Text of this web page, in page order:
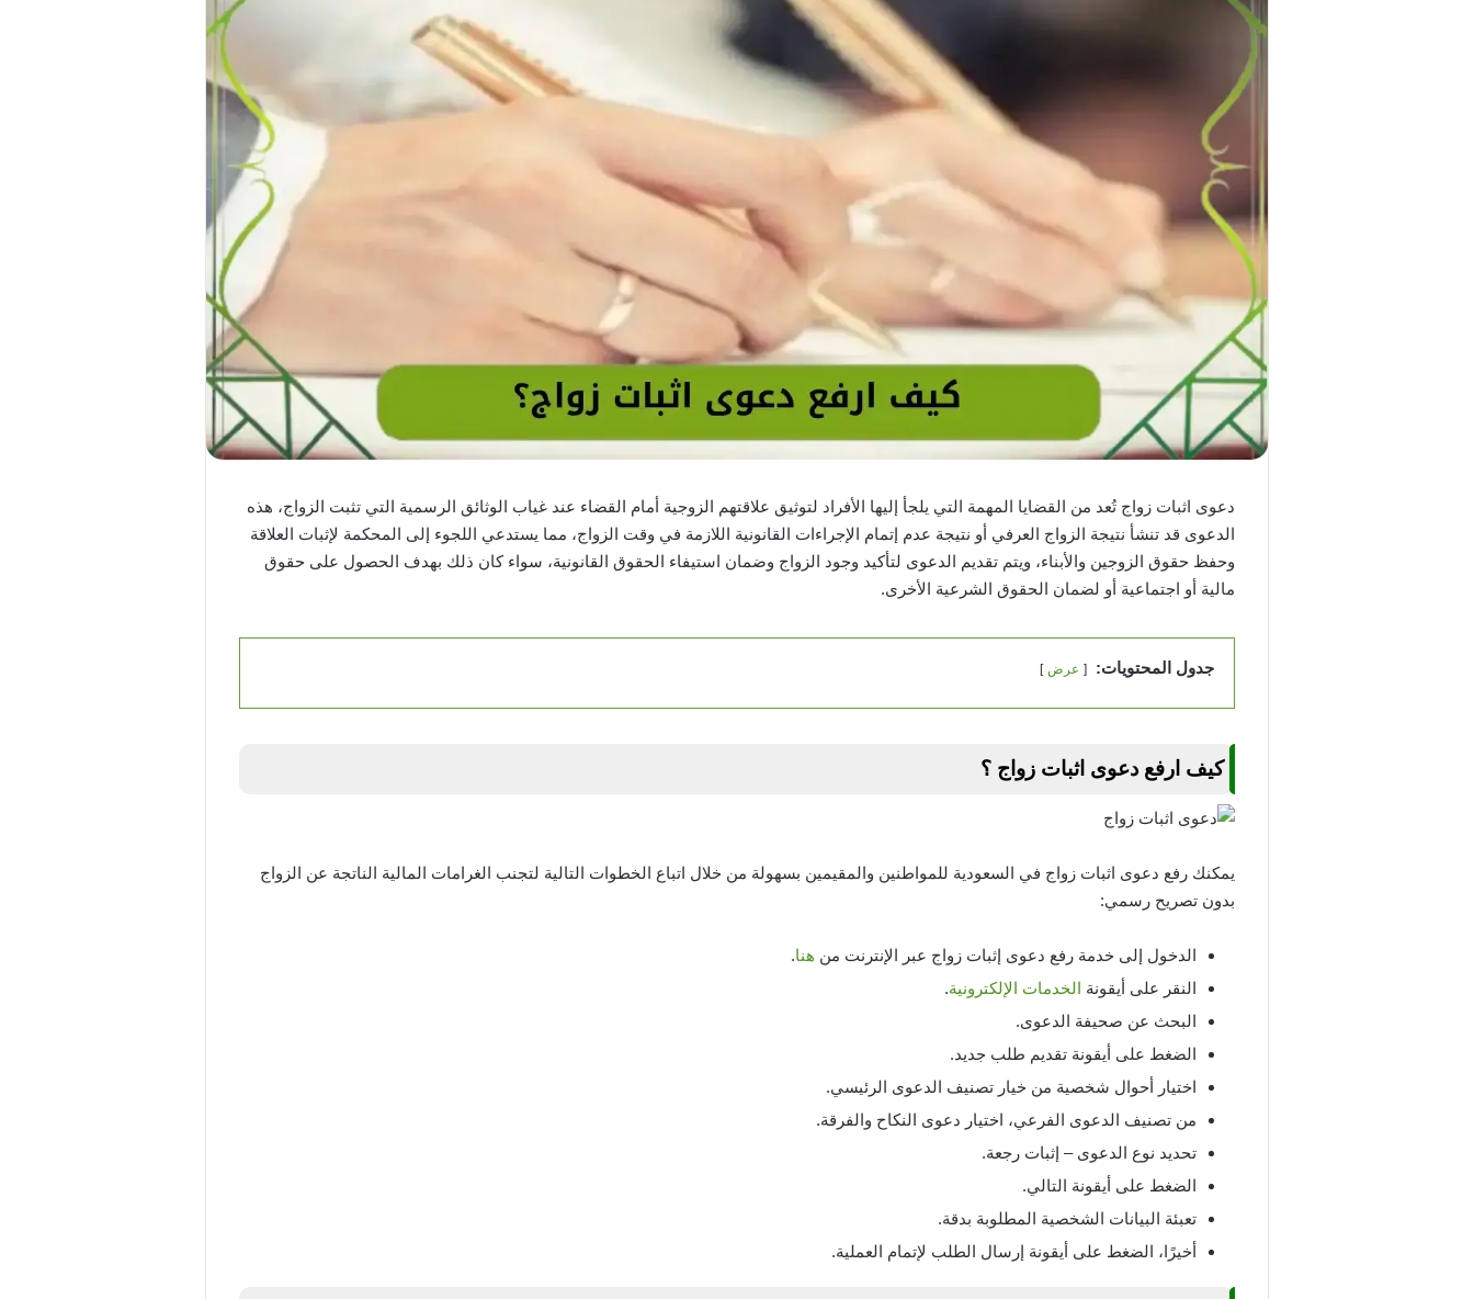
دعوى اثبات زواج تُعد من القضايا المهمة التي يلجأ إليها الأفراد لتوثيق علاقتهم الزوجية أمام القضاء عند غياب الوثائق الرسمية التي تثبت الزواج، هذه
الدعوى قد تنشأ نتيجة الزواج العرفي أو نتيجة عدم إتمام الإجراءات القانونية اللازمة في وقت الزواج، مما يستدعي اللجوء إلى المحكمة لإثبات العلاقة
وحفظ حقوق الزوجين والأبناء، ويتم تقديم الدعوى لتأكيد وجود الزواج وضمان استيفاء الحقوق القانونية، سواء كان ذلك بهدف الحصول على حقوق
مالية أو اجتماعية أو لضمان الحقوق الشرعية الأخرى.
جدول المحتويات: عرض
كيف ارفع دعوى اثبات زواج ؟
يمكنك رفع دعوى اثبات زواج في السعودية للمواطنين والمقيمين بسهولة من خلال اتباع الخطوات التالية لتجنب الغرامات المالية الناتجة عن الزواج
بدون تصريح رسمي:
الدخول إلى خدمة رفع دعوى إثبات زواج عبر الإنترنت من هنا.
النقر على أيقونة الخدمات الإلكترونية.
البحث عن صحيفة الدعوى.
الضغط على أيقونة تقديم طلب جديد.
اختيار أحوال شخصية من خيار تصنيف الدعوى الرئيسي.
من تصنيف الدعوى الفرعي، اختيار دعوى النكاح والفرقة.
تحديد نوع الدعوى – إثبات رجعة.
الضغط على أيقونة التالي.
تعبئة البيانات الشخصية المطلوبة بدقة.
أخيرًا، الضغط على أيقونة إرسال الطلب لإتمام العملية.